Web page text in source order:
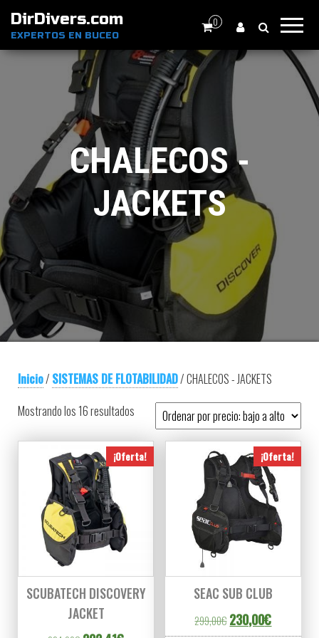
DirDivers.com
EXPERTOS EN BUCEO
0
CHALECOS -
JACKETS
Inicio/ SISTEMAS DE FLOTABILIDAD/ CHALECOS - JACKETS
Mostrando los 16 resultados Ordenado por precio: bajo a alto
¡Oferta!
SCUBATECH DISCOVERY
JACKET
¡Oferta!
SEAC SUB CLUB
299,00€ El precio original
230,00€El precio